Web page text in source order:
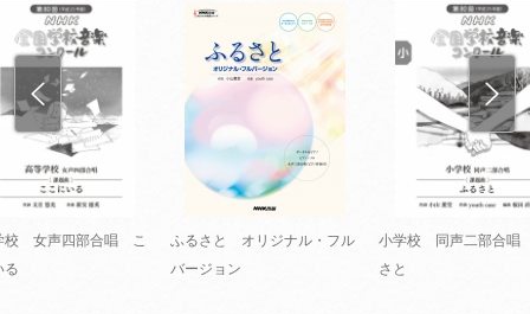
校 女声四部合唱 こ
る
ふるさと オリジナル・フル
バージョン
小学校 同声二部合唱
さと